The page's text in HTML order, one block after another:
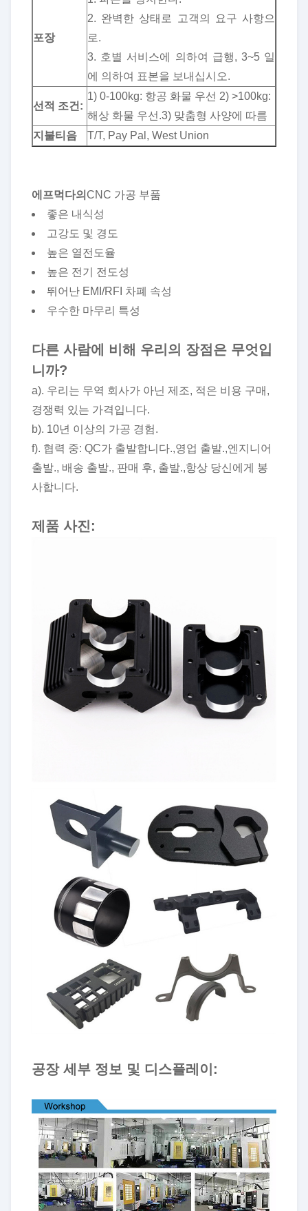
포장
2. 완벽한 상태로 고객의 요구 사항으
로.
3. 호별 서비스에 의하여 급행, 3~5 일
에 의하여 표본을 보내십시오.
선적 조건:
1) 0-100kg: 항공 화물 우선 2) >100kg:
해상 화물 우선.3) 맞춤형 사양에 따름
지불티 음 T/T, Pay Pal, West Union
에프먹다의 CNC 가공 부품
좋은 내식성
고강도 및 경도
높은 열전도율
높은 전기 전도성
뛰어난 EMI/RFI 차폐 속성
우수한 마무리 특성
다른 사람에 비해 우리의 장점은 무엇입
니까?
a). 우리는 무역 회사가 아닌 제조, 적은 비용 구매,
경쟁력 있는 가격입니다.
b). 10년 이상의 가공 경험.
f). 협력 중: QC가 출발합니다.,영업 출발.,엔지니어
출발., 배송 출발., 판매 후, 출발.,항상 당신에게 봉
사합니다.
제품 사진:
공장 세부 정보 및 디스플레이: